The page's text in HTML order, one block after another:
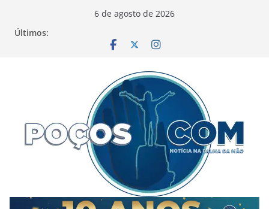
6 de agosto de 2026
Últimos: